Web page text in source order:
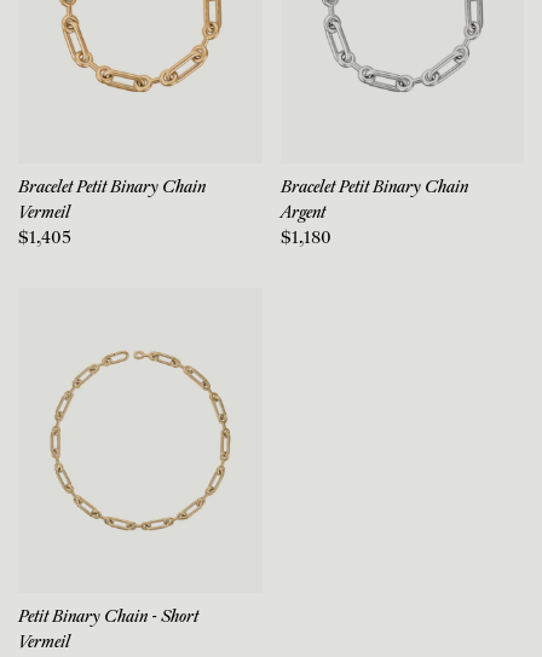
Bracelet Petit Binary Chain
Vermeil
$1,405
Bracelet Petit Binary Chain
Argent
$1,180
Petit Binary Chain - Short
Vermeil